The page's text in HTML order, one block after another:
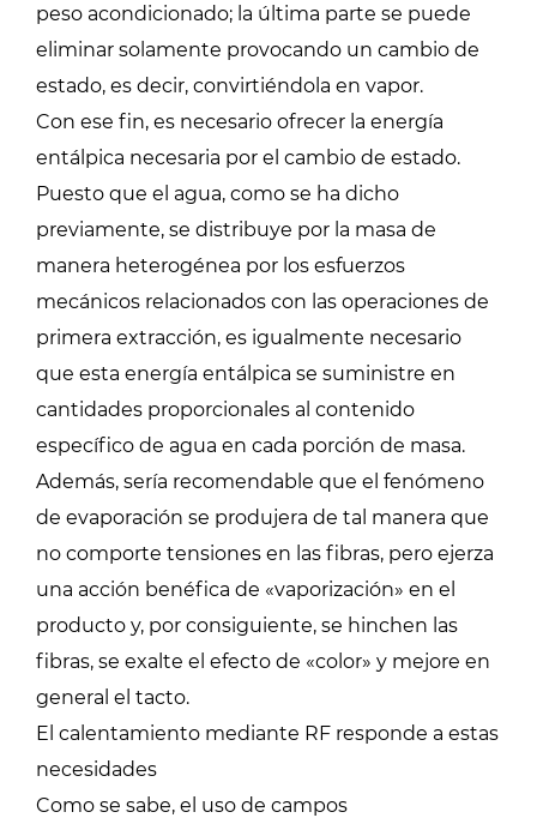
peso acondicionado; la última parte se puede
eliminar solamente provocando un cambio de
estado, es decir, convirtiéndola en vapor.
Con ese fin, es necesario ofrecer la energía
entálpica necesaria por el cambio de estado.
Puesto que el agua, como se ha dicho
previamente, se distribuye por la masa de
manera heterogénea por los esfuerzos
mecánicos relacionados con las operaciones de
primera extracción, es igualmente necesario
que esta energía entálpica se suministre en
cantidades proporcionales al contenido
específico de agua en cada porción de masa.
Además, sería recomendable que el fenómeno
de evaporación se produjera de tal manera que
no comporte tensiones en las fibras, pero ejerza
una acción benéfica de «vaporización» en el
producto y, por consiguiente, se hinchen las
fibras, se exalte el efecto de «color» y mejore en
general el tacto.
El calentamiento mediante RF responde a estas
necesidades
Como se sabe, el uso de campos